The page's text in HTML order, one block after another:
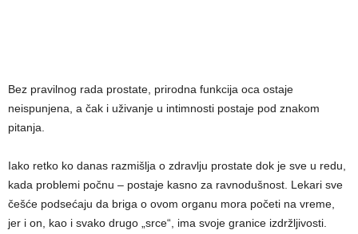
Bez pravilnog rada prostate, prirodna funkcija oca ostaje
neispunjena, a čak i uživanje u intimnosti postaje pod znakom
pitanja.
Iako retko ko danas razmišlja o zdravlju prostate dok je sve u redu,
kada problemi počnu – postaje kasno za ravnodušnost. Lekari sve
češće podsećaju da briga o ovom organu mora početi na vreme,
jer i on, kao i svako drugo „srce“, ima svoje granice izdržljivosti.